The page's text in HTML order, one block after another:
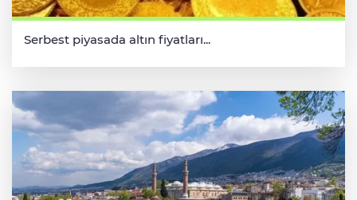
Serbest piyasada altın fiyatları...